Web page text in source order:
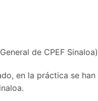
de CPEF Sinaloa)
en la práctica se han